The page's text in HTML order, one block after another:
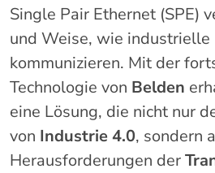
Single Pair Ethernet (SPE)
und Weise, wie industrielle
kommunizieren. Mit der
Technologie von Belden
eine Lösung, die nicht nur
von Industrie 4.0, sondern
Herausforderungen der